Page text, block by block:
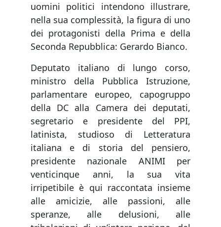
uomini politici intendono illustrare,
nella sua complessità, la figura di uno
dei protagonisti della Prima e della
Seconda Repubblica: Gerardo Bianco.
Deputato italiano di lungo corso,
ministro della Pubblica Istruzione,
parlamentare europeo, capogruppo
della DC alla Camera dei deputati,
segretario e presidente del PPI,
latinista, studioso di Letteratura
italiana e di storia del pensiero,
presidente nazionale ANIMI per
venticinque anni, la sua vita
irripetibile è qui raccontata insieme
alle amicizie, alle passioni, alle
speranze, alle delusioni, alle